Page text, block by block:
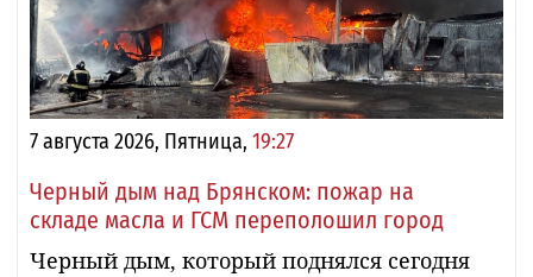
7 августа 2026, Пятница, 19:27
Черный дым над Брянском: пожар на
складе масла и ГСМ переполошил город
Черный дым, который поднялся сегодня